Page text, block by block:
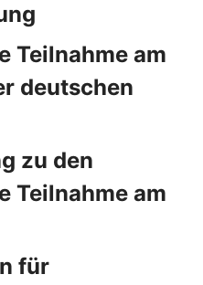
Teilnahme am
deutschen
zu den
Teilnahme am
für